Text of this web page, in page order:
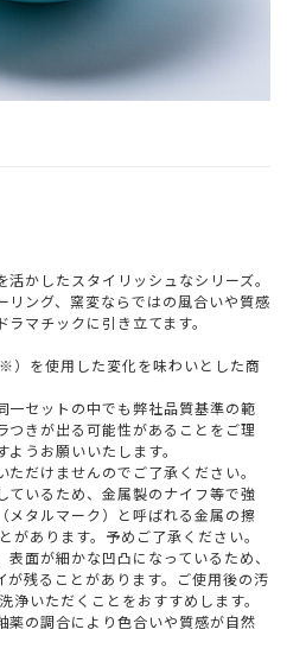
活かしたスタイリッシュなシリーズ。
リング、窯変ならではの風合いや質感
マチックに引き立てます。
）を使用した変化を味わいとした商
一セットの中でも弊社品質基準の範
つきが出る可能性があることをご理
うお願いいたします。
ただけませんのでご了承ください。
ているため、金属製のナイフ等で強
メタルマーク）と呼ばれる金属の擦
があります。予めご了承ください。
表面が細かな凹凸になっているため、
が残ることがあります。ご使用後の汚
浄いただくことをおすすめします。
の調合により色合いや質感が自然